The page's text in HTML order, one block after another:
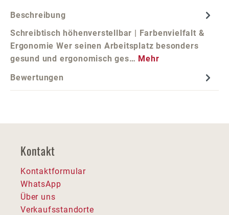
Beschreibung
Schreibtisch höhenverstellbar | Farbenvielfalt &
Ergonomie Wer seinen Arbeitsplatz besonders
gesund und ergonomisch ges… Mehr
Bewertungen
Kontakt
Kontaktformular
WhatsApp
Über uns
Verkaufsstandorte